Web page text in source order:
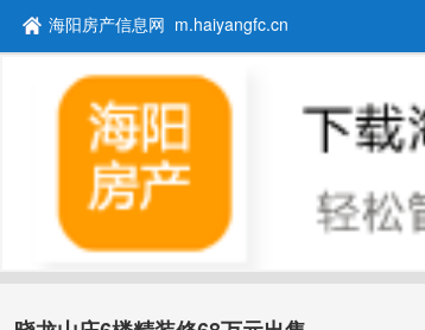
海阳房产信息网 m.haiyangfc.cn